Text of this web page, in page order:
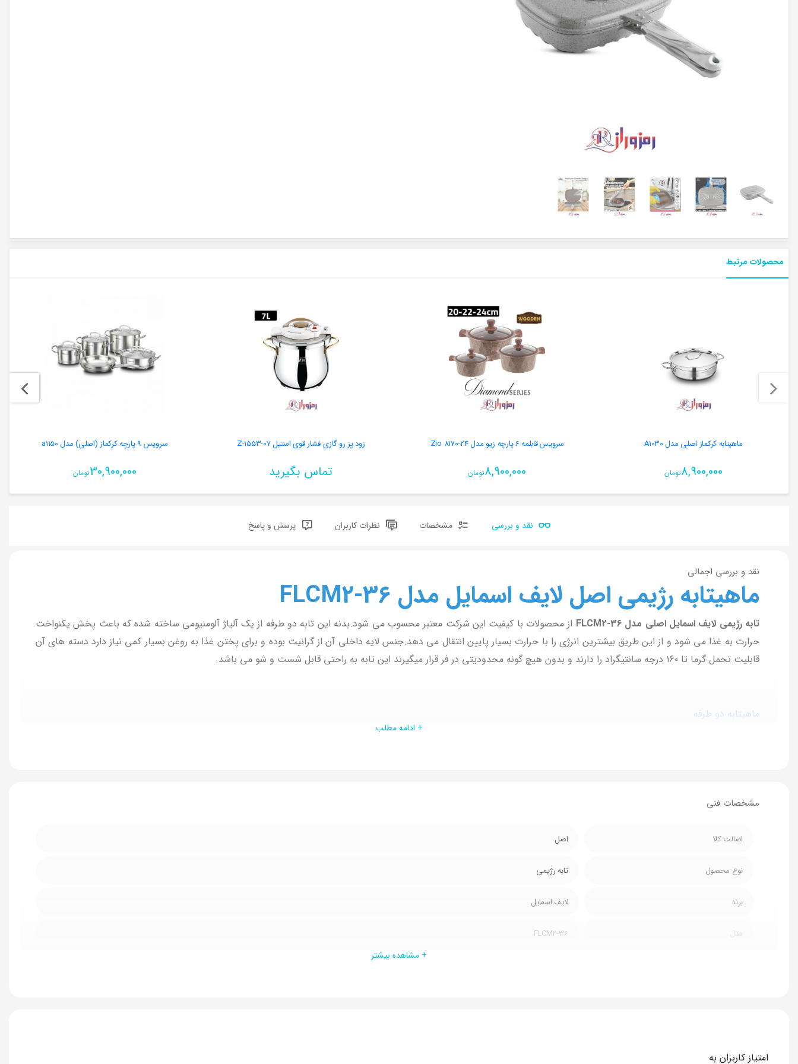
محصولات مرتبط
ماهیتابه کرکماز اصلی مدل A1030
8,900,000تومان
سرویس قابلمه 6 پارچه زیو مدل Zio 8170-24
8,900,000تومان
زود پز رو گازی فشار قوی استیل Z-1553-07
تماس بگیرید
سرویس 9 پارچه کرکماز (اصلی) مدل a1150
30,900,000تومان
نقد و بررسی مشخصات نظرات کاربران پرسش و پاسخ
نقد و بررسی اجمالی
ماهیتابه رژیمی اصل لایف اسمایل مدل FLCM2-36
تابه رژیمی لایف اسمایل اصلی مدل FLCM2-36
از محصولات با کیفیت این شرکت معتبر محسوب می شود.بدنه این تابه دو طرفه از یک آلیاژ آلومنیومی ساخته شده که باعث پخش یکنواخت
حرارت به غذا می شود و از این طریق بیشترین انرژی را با حرارت بسیار پایین انتقال می دهد.جنس لایه داخلی آن از گرانیت بوده و برای پختن غذا به روغن بسیار کمی نیاز دارد دسته های آن
قابلیت تحمل گرما تا ۱۶۰ درجه سانتیگراد را دارند و بدون هیچ گونه محدودیتی در فر قرار میگیرند
این تابه به راحتی قابل شست و شو می باشد.
ماهیتابه دو طرفه
+ ادامه مطلب
مشخصات فنی
اصالت کالا اصل
نوع محصول تابه رژیمی
برند لایف اسمایل
مدل FLCM2-36
+ مشاهده بیشتر
امتیاز کاربران به